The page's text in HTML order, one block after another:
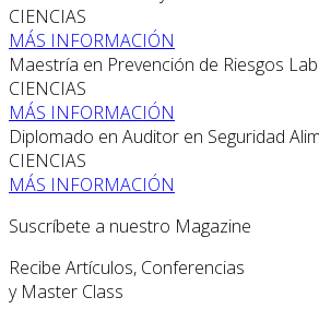
CIENCIAS
MÁS INFORMACIÓN
Maestría en Prevención de Riesgos
CIENCIAS
MÁS INFORMACIÓN
Diplomado en Auditor en Seguridad
CIENCIAS
MÁS INFORMACIÓN
Suscríbete a nuestro Magazine
Recibe Artículos, Conferencias
y Master Class